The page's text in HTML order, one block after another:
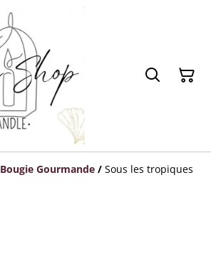
Bougie Gourmande / Sous les tropiques